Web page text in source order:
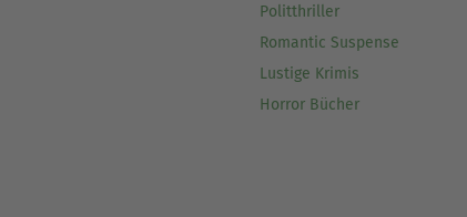
Politthriller
Romantic Suspense
Lustige Krimis
Horror Bücher